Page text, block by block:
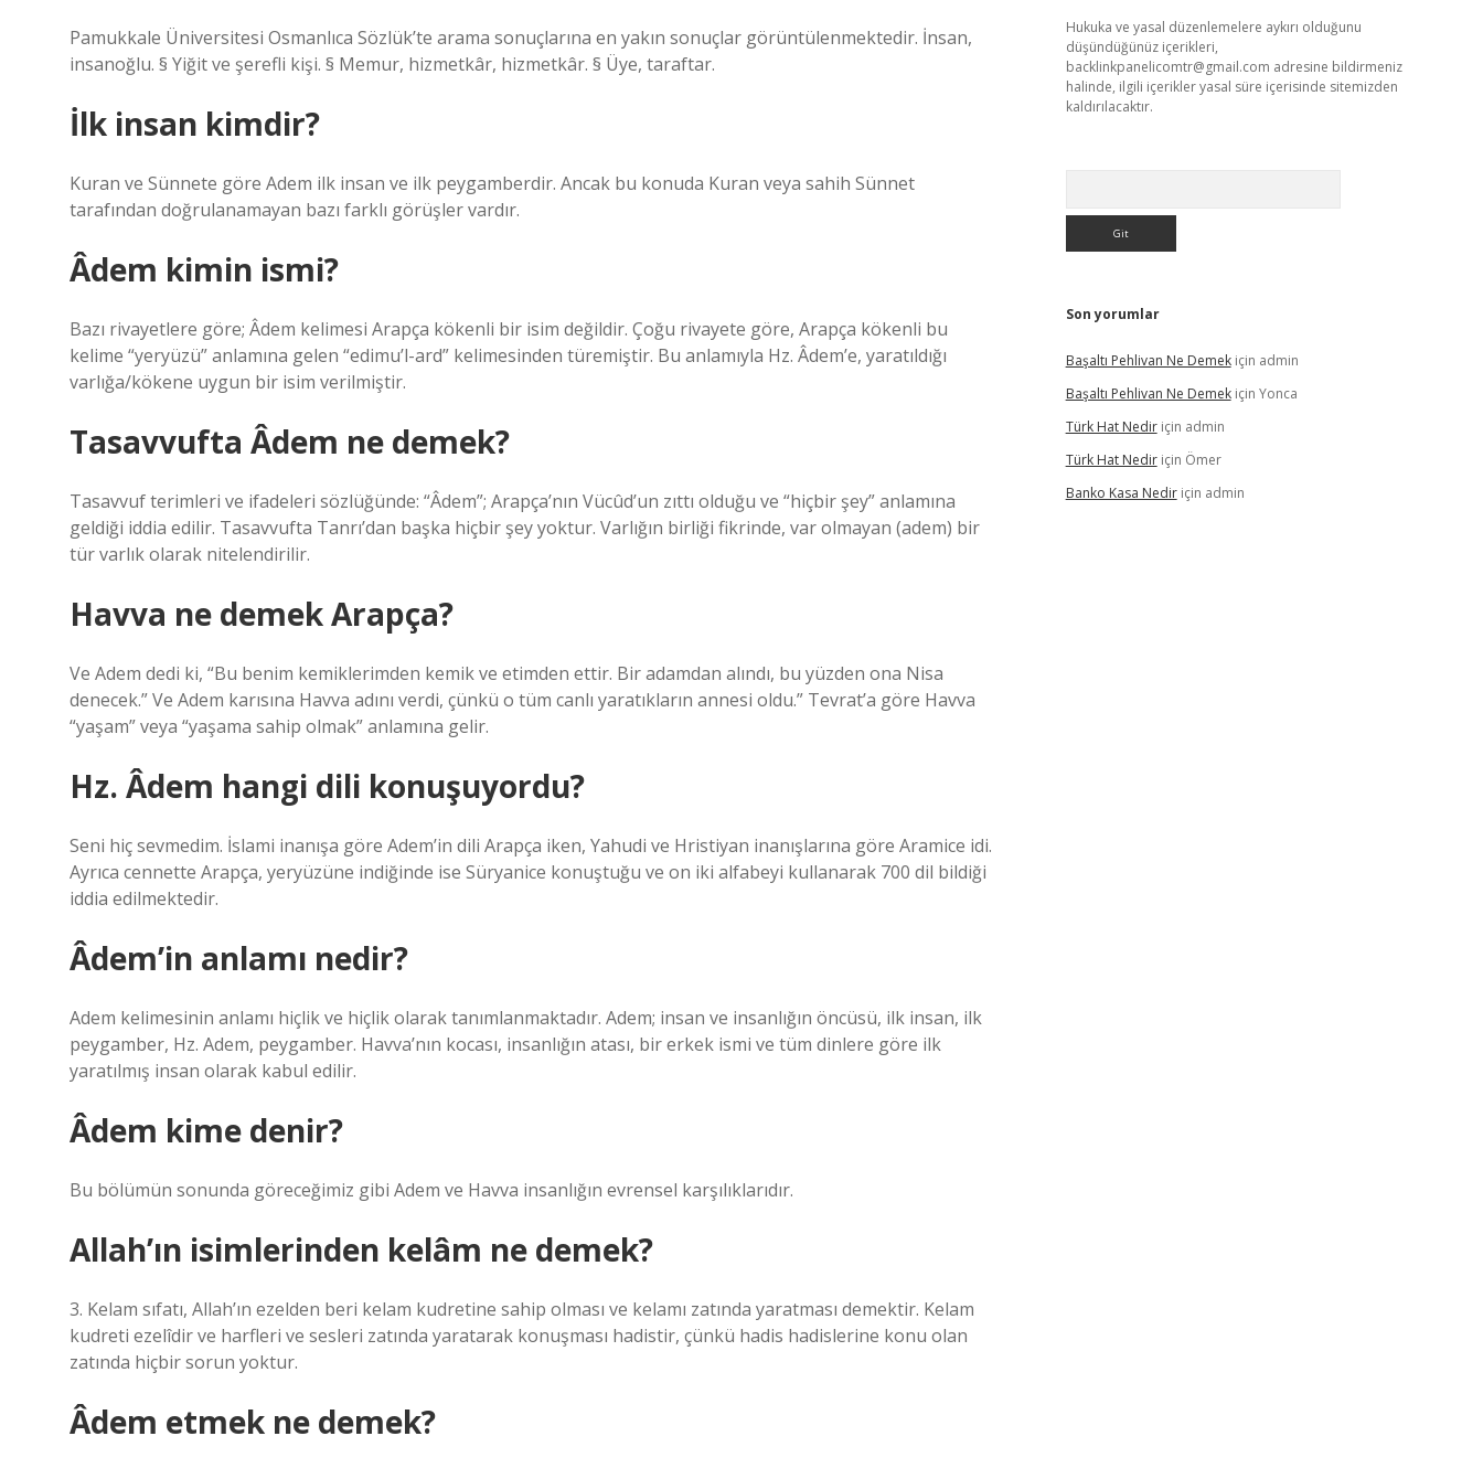
Pamukkale Üniversitesi Osmanlıca Sözlük’te arama sonuçlarına en yakın sonuçlar görüntülenmektedir. İnsan,
insanoğlu. § Yiğit ve şerefli kişi. § Memur, hizmetkâr, hizmetkâr. § Üye, taraftar.
İlk insan kimdir?
Kuran ve Sünnete göre Adem ilk insan ve ilk peygamberdir. Ancak bu konuda Kuran veya sahih Sünnet
tarafından doğrulanamayan bazı farklı görüşler vardır.
Âdem kimin ismi?
Bazı rivayetlere göre; Âdem kelimesi Arapça kökenli bir isim değildir. Çoğu rivayete göre, Arapça kökenli bu
kelime “yeryüzü” anlamına gelen “edimu’l-ard” kelimesinden türemiştir. Bu anlamıyla Hz. Âdem’e, yaratıldığı
varlığa/kökene uygun bir isim verilmiştir.
Tasavvufta Âdem ne demek?
Tasavvuf terimleri ve ifadeleri sözlüğünde: “Âdem”; Arapça’nın Vücûd’un zıttı olduğu ve “hiçbir şey” anlamına
geldiği iddia edilir. Tasavvufta Tanrı’dan başka hiçbir şey yoktur. Varlığın birliği fikrinde, var olmayan (adem) bir
tür varlık olarak nitelendirilir.
Havva ne demek Arapça?
Ve Adem dedi ki, “Bu benim kemiklerimden kemik ve etimden ettir. Bir adamdan alındı, bu yüzden ona Nisa
denecek.” Ve Adem karısına Havva adını verdi, çünkü o tüm canlı yaratıkların annesi oldu.” Tevrat’a göre Havva
“yaşam” veya “yaşama sahip olmak” anlamına gelir.
Hz. Âdem hangi dili konuşuyordu?
Seni hiç sevmedim. İslami inanışa göre Adem’in dili Arapça iken, Yahudi ve Hristiyan inanışlarına göre Aramice idi.
Ayrıca cennette Arapça, yeryüzüne indiğinde ise Süryanice konuştuğu ve on iki alfabeyi kullanarak 700 dil bildiği
iddia edilmektedir.
Âdem’in anlamı nedir?
Adem kelimesinin anlamı hiçlik ve hiçlik olarak tanımlanmaktadır. Adem; insan ve insanlığın öncüsü, ilk insan, ilk
peygamber, Hz. Adem, peygamber. Havva’nın kocası, insanlığın atası, bir erkek ismi ve tüm dinlere göre ilk
yaratılmış insan olarak kabul edilir.
Âdem kime denir?
Bu bölümün sonunda göreceğimiz gibi Adem ve Havva insanlığın evrensel karşılıklarıdır.
Allah’ın isimlerinden kelâm ne demek?
3. Kelam sıfatı, Allah’ın ezelden beri kelam kudretine sahip olması ve kelamı zatında yaratması demektir. Kelam
kudreti ezelîdir ve harfleri ve sesleri zatında yaratarak konuşması hadistir, çünkü hadis hadislerine konu olan
zatında hiçbir sorun yoktur.
Âdem etmek ne demek?
Hukuka ve yasal düzenlemelere aykırı olduğunu
düşündüğünüz içerikleri,
backlinkpanelicomtr@gmail.com adresine bildirmeniz
halinde, ilgili içerikler yasal süre içerisinde sitemizden
kaldırılacaktır.
Son yorumlar
Başaltı Pehlivan Ne Demekiçin admin
Başaltı Pehlivan Ne Demekiçin Yonca
Türk Hat Nediriçin admin
Türk Hat Nediriçin Ömer
Banko Kasa Nediriçin admin